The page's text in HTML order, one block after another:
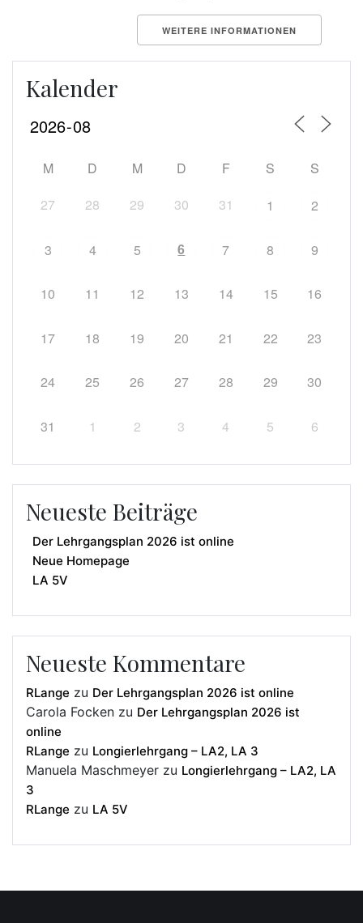
WEITERE INFORMATIONEN
Kalender
M D M D F S
S
27
28 29 30 31 1 2
3 4 5 6 7 8 9
10 11 12 13 14 15 16
17 18 19 20 21 22 23
24 25 26 27 28 29 30
31 1 2 3 4 5 6
Neueste Beiträge
Der Lehrgangsplan 2026 ist online
Neue Homepage
LA 5V
Neueste Kommentare
RLange zu Der Lehrgangsplan 2026 ist online
Carola Focken zu Der Lehrgangsplan 2026 ist
online
RLange zu Longierlehrgang – LA2, LA 3
Manuela Maschmeyer zu Longierlehrgang – LA2, LA
3
RLange zu LA 5V